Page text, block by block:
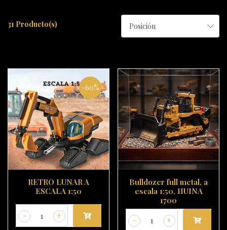
31 Producto(s)
-60%
RETRO LUNAR A
ESCALA 1:50
+
-
Bulldozer full metal, a
escala 1:50, HUINA
1700
+
-